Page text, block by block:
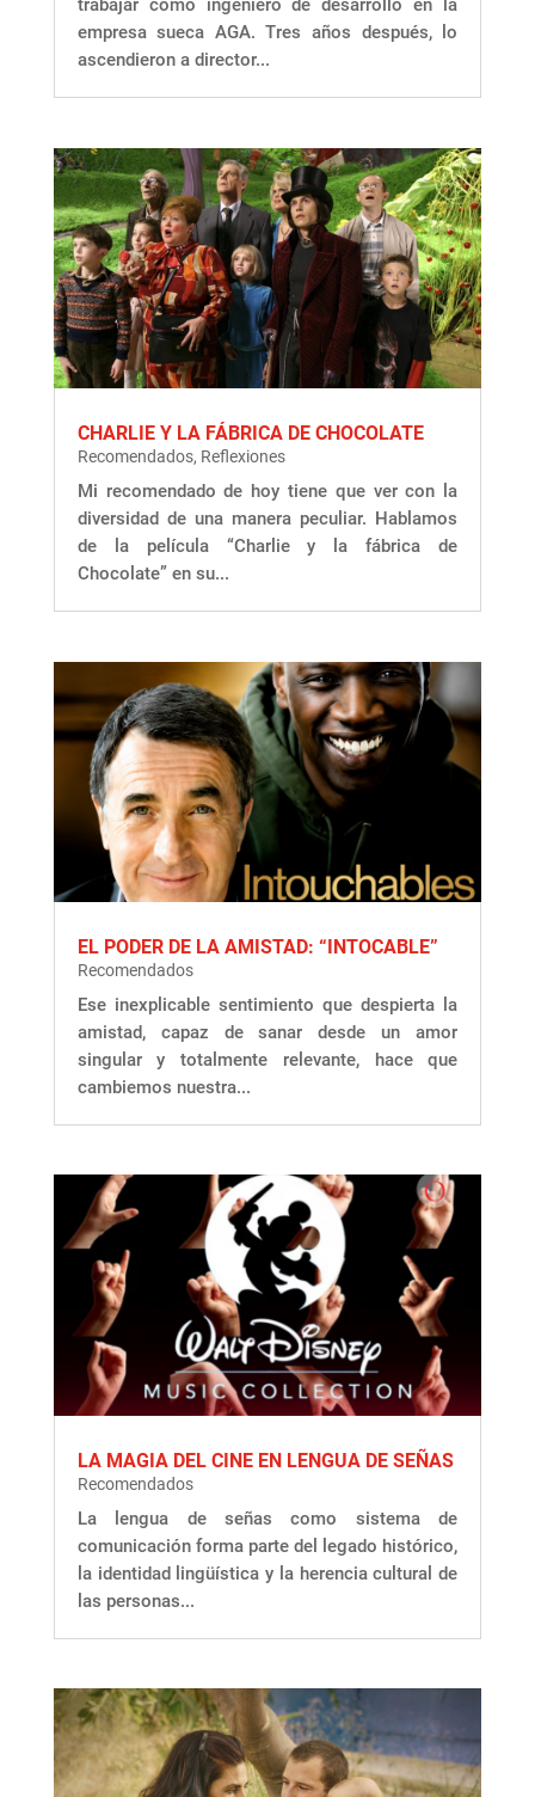
trabajar como ingeniero de desarrollo en la
empresa sueca AGA. Tres años después, lo
ascendieron a director...
CHARLIE Y LA FÁBRICA DE CHOCOLATE
Recomendados, Reflexiones
Mi recomendado de hoy tiene que ver con la
diversidad de una manera peculiar. Hablamos
de la película “Charlie y la fábrica de
Chocolate” en su...
EL PODER DE LA AMISTAD: “INTOCABLE”
Recomendados
Ese inexplicable sentimiento que despierta la
amistad, capaz de sanar desde un amor
singular y totalmente relevante, hace que
cambiemos nuestra...
LA MAGIA DEL CINE EN LENGUA DE SEÑAS
Recomendados
La lengua de señas como sistema de
comunicación forma parte del legado histórico,
la identidad lingüística y la herencia cultural de
las personas...